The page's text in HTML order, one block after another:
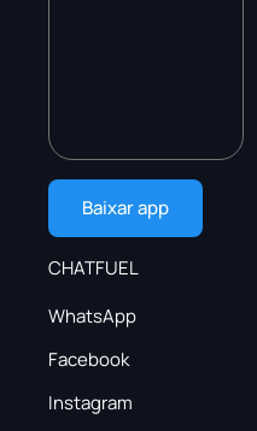
Baixar app
CHATFUEL
WhatsApp
Facebook
Instagram